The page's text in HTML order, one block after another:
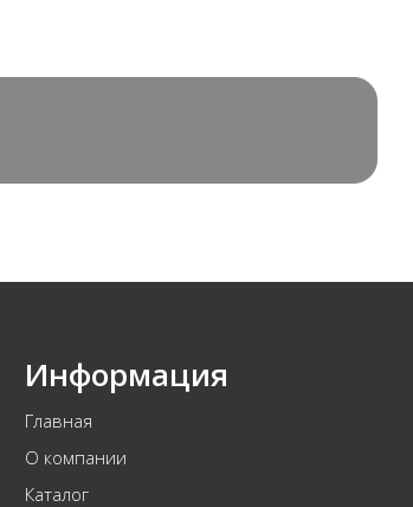
Информация
Главная
О компании
Каталог